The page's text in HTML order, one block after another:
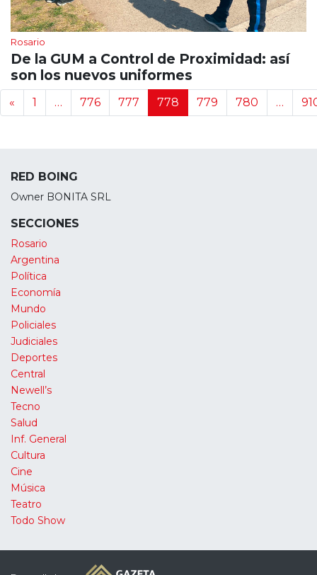
Rosario
De la GUM a Control de Proximidad: así
son los nuevos uniformes
Navegación de noticias
« 1 … 776 777 778 779 780 …
RED BOING
Owner BONITA SRL
SECCIONES
Rosario
Argentina
Política
Economía
Mundo
Policiales
Judiciales
Deportes
Central
Newell’s
Tecno
Salud
Inf. General
Cultura
Cine
Música
Teatro
Todo Show